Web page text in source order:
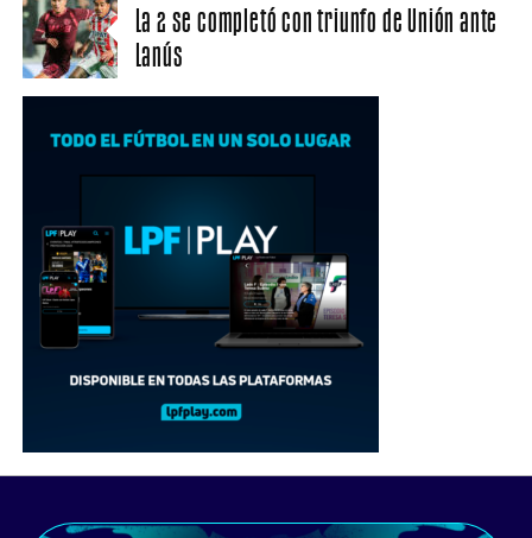
La 2 se completó con triunfo de Unión ante
Lanús